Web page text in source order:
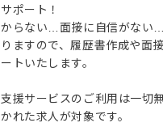
ポート！
らない…面接に自信がない…
ますので、履歴書作成や面
トいたします。
援サービスのご利用は一切
れた求人が対象です。